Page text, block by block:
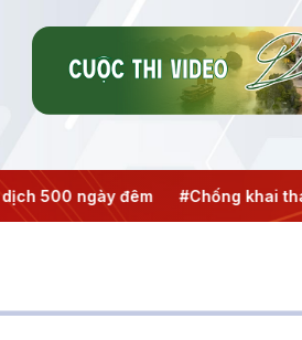
đêm #Chống khai thác IUU